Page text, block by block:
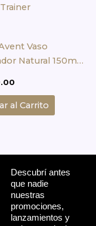
Vaso
Natural 150ml
al Carrito
Descubrí antes
que nadie
nuestras
promociones,
lanzamientos y